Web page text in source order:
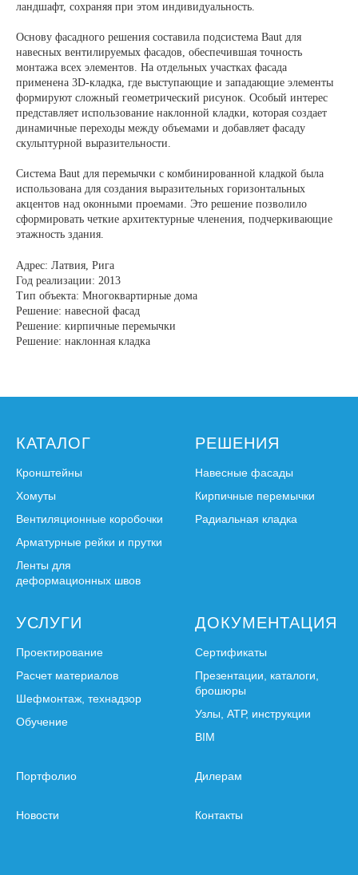
ландшафт, сохраняя при этом индивидуальность.
Основу фасадного решения составила подсистема Baut для
навесных вентилируемых фасадов, обеспечившая точность
монтажа всех элементов. На отдельных участках фасада
применена 3D-кладка, где выступающие и западающие элементы
формируют сложный геометрический рисунок. Особый интерес
представляет использование наклонной кладки, которая создает
динамичные переходы между объемами и добавляет фасаду
скульптурной выразительности.
Система Baut для перемычки с комбинированной кладкой была
использована для создания выразительных горизонтальных
акцентов над оконными проемами. Это решение позволило
сформировать четкие архитектурные членения, подчеркивающие
этажность здания.
Адрес: Латвия, Рига
Год реализации: 2013
Тип объекта: Многоквартирные дома
Решение: навесной фасад
Решение: кирпичные перемычки
Решение: наклонная кладка
КАТАЛОГ
Кронштейны
Хомуты
Вентиляционные коробочки
Арматурные рейки и прутки
Ленты для
деформационных швов
РЕШЕНИЯ
Навесные фасады
Кирпичные перемычки
Радиальная кладка
УСЛУГИ
Проектирование
Расчет материалов
Шефмонтаж, технадзор
Обучение
ДОКУМЕНТАЦИЯ
Сертификаты
Презентации, каталоги,
брошюры
Узлы, АТР, инструкции
BIM
Портфолио Дилерам
Новости Контакты